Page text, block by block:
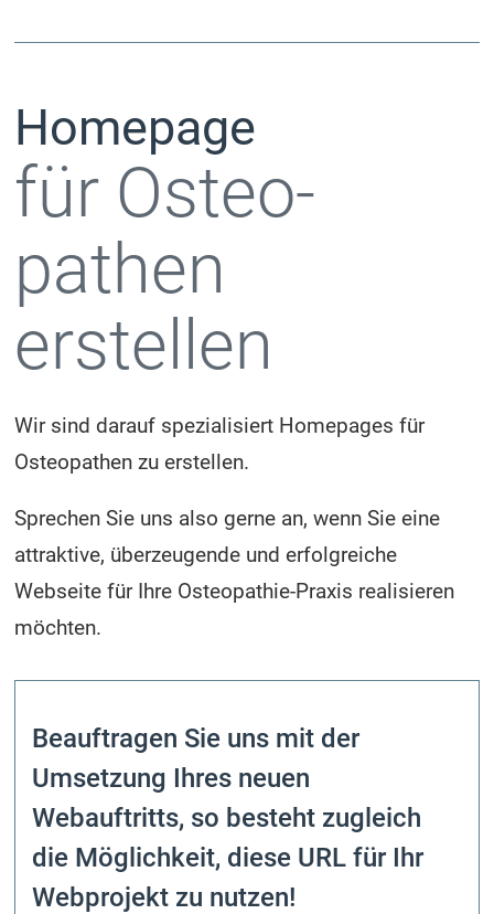
Homepage
für Osteo­
pathen
erstellen
Wir sind darauf spezialisiert Homepages für
Osteopathen zu erstellen.
Sprechen Sie uns also gerne an, wenn Sie eine
attraktive, überzeugende und erfolgreiche
Webseite für Ihre Osteopathie-Praxis realisieren
möchten.
Beauftragen Sie uns mit der
Umsetzung Ihres neuen
Webauftritts, so besteht zugleich
die Möglichkeit, diese URL für Ihr
Webprojekt zu nutzen!